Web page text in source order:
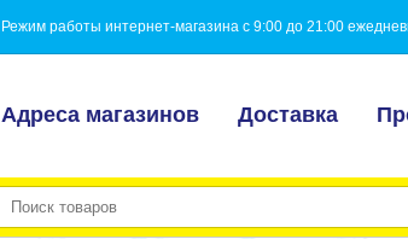
Режим работы интернет-магазина с 9:00 до 21:00
Адреса магазинов Доставка